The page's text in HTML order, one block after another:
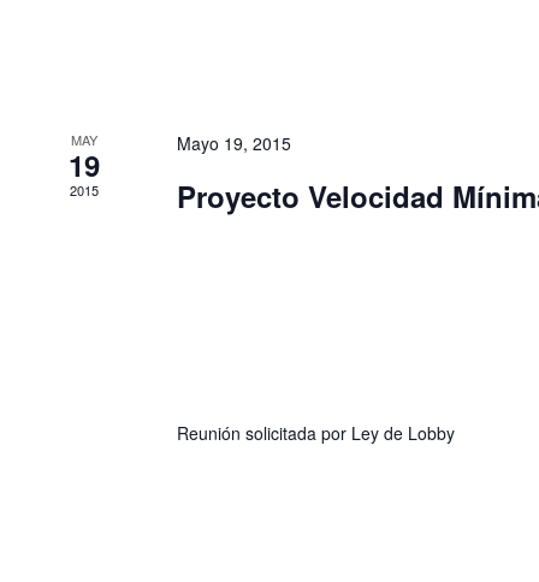
MAY
19
2015
Mayo 19, 2015
Proyecto Velocidad
Reunión solicitada por Ley de Lobby